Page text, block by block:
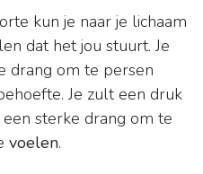
kun je naar je lichaam
dat het jou stuurt. Je
drang om te persen
Je zult een druk
sterke drang om te
voelen.